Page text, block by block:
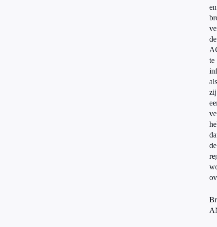
en
de
te
als
zij
de